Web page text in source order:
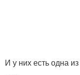
И у них есть одна